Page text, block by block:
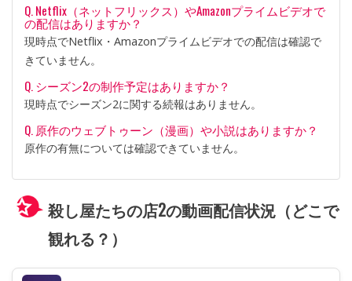
Q. Netflix（ネットフリックス）やAmazonプライムビデオで
の配信はありますか？
現時点でNetflix・Amazonプライムビデオでの配信は確認で
きていません。
Q. シーズン2の制作予定はありますか？
現時点でシーズン2に関する続報はありません。
Q. 原作のウェブトゥーン（漫画）や小説はありますか？
原作の有無については確認できていません。
殺し屋たちの店2の動画配信状況（どこで
観れる？）